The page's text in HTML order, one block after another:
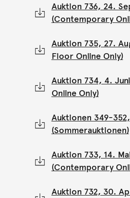
Auktion 736, 24.
(Contemporary
Auktion 735, 27.
Floor Online Only)
Auktion 734, 4.
Online Only)
Auktionen 349-
(Sommerauktionen)
Auktion 733, 14.
(Contemporary
Auktion 732, 30.